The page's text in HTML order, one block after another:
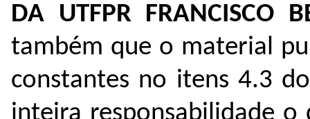
DA UTFPR FRANCISCO
também que o material
constantes no itens 4.3
inteira responsabilidade